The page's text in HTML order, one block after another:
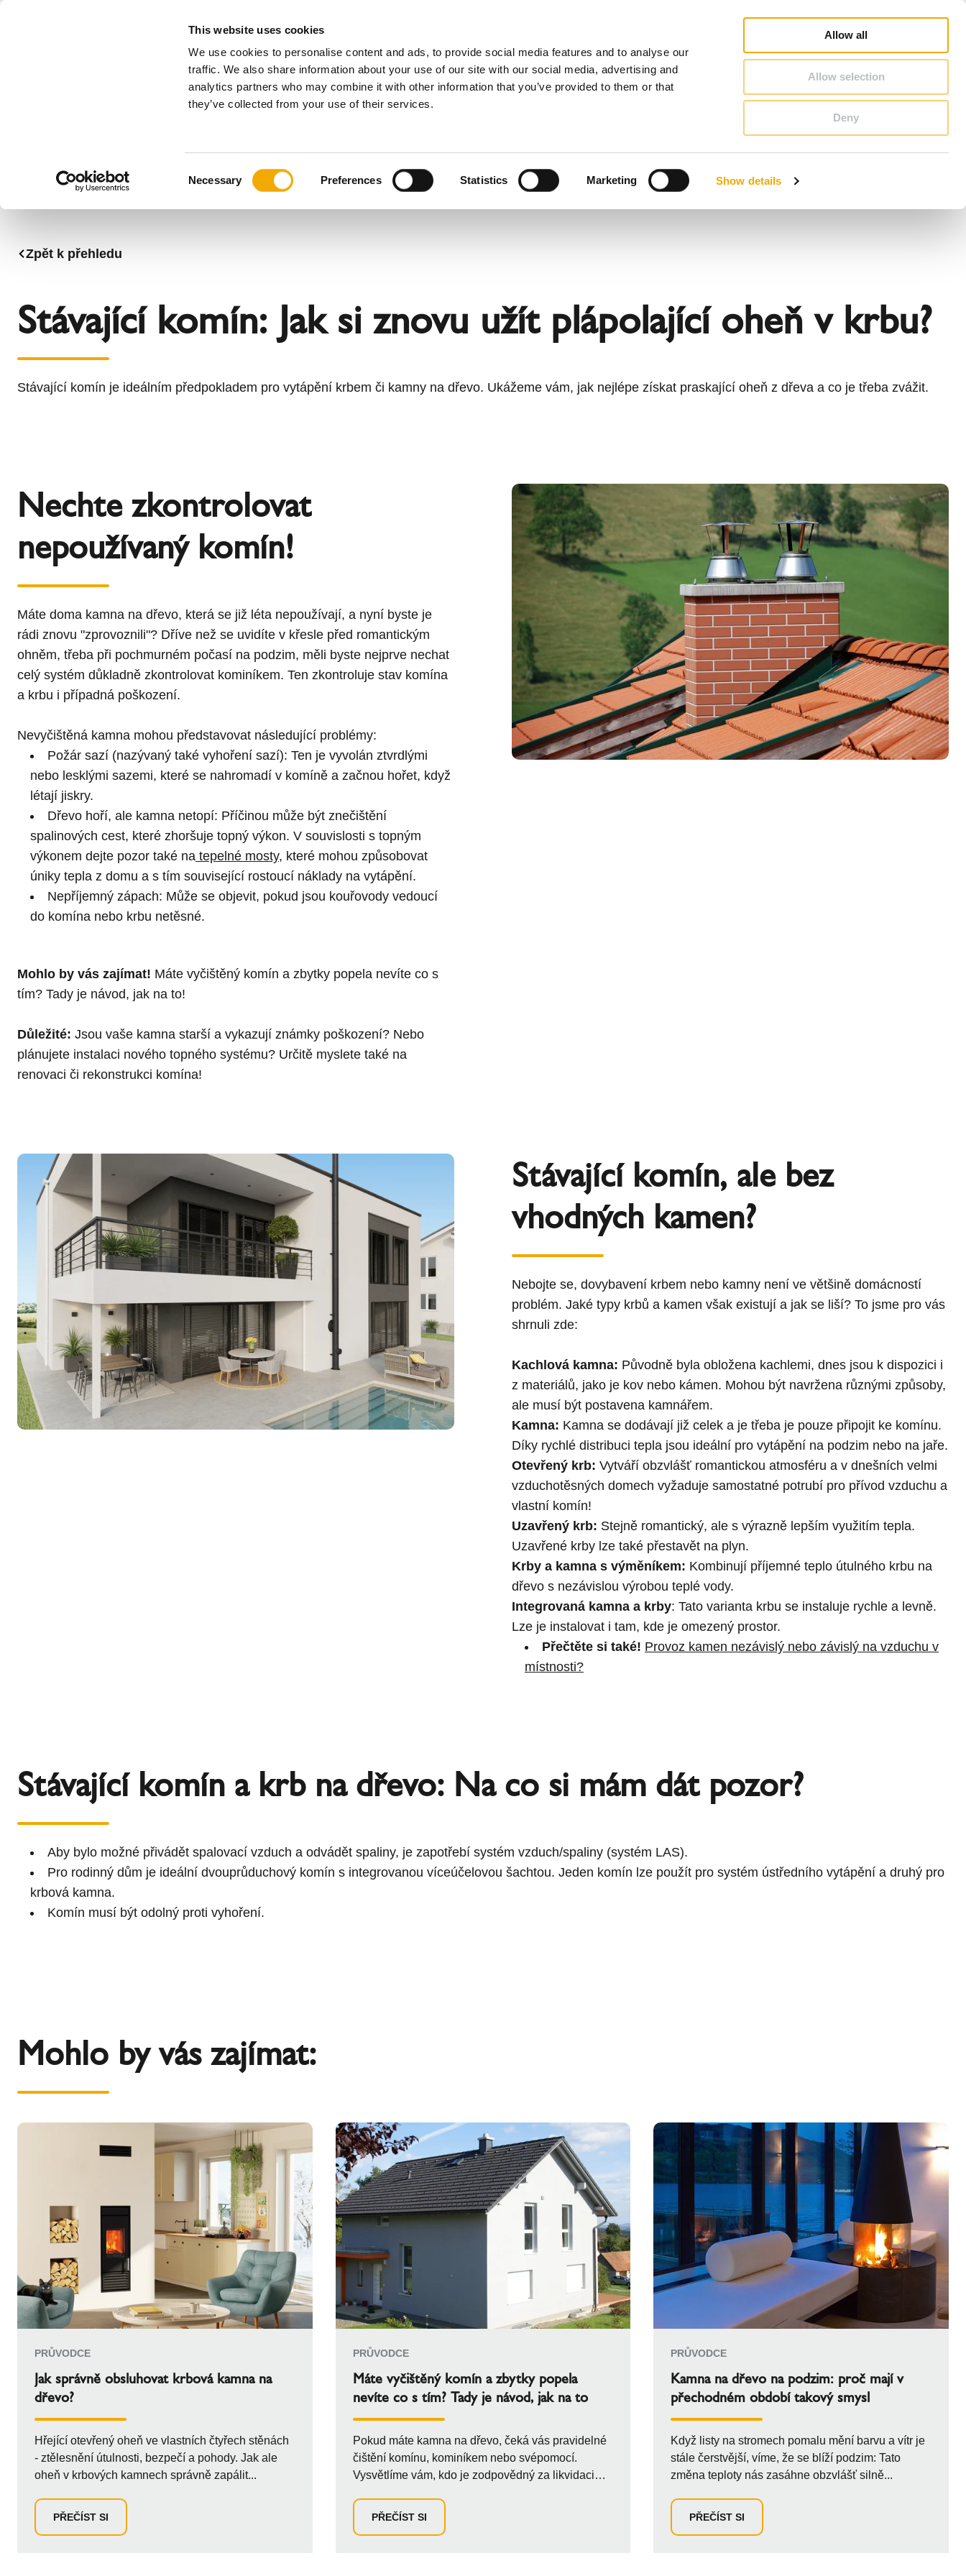
This website uses cookies
We use cookies to personalise content and ads, to provide social media features and to analyse our
traffic. We also share information about your use of our site with our social media, advertising and
analytics partners who may combine it with other information that you’ve provided to them or that
they’ve collected from your use of their services.
l
i
Necessary Preferences Statistics Marketing Show details
Allow all
Allow selection
Deny
Please choose your country
Bulharsko
Chorvatsko Dánsko
Estonsko
Slovinsko
Schiedel Group
Novinky, tisk a události
Použití & OdvětvíServis Pro profesionály
Zpět k přehledu
Stávající komín: Jak si znovu užít plápolající oheň v krbu?
Stávající komín je ideálním předpokladem pro vytápění krbem či kamny na dřevo. Ukážeme vám, jak nejlépe získat praskající oheň z dřeva a co je třeba zvážit.
Nechte zkontrolovat
nepoužívaný komín!
Máte doma kamna na dřevo, která se již léta nepoužívají, a nyní byste je
rádi znovu "zprovoznili"? Dříve než se uvidíte v křesle před romantickým
ohněm, třeba při pochmurném počasí na podzim, měli byste nejprve nechat
celý systém důkladně zkontrolovat kominíkem. Ten zkontroluje stav komína
a krbu i případná poškození.
Nevyčištěná kamna mohou představovat následující problémy:
Požár sazí (nazývaný také vyhoření sazí): Ten je vyvolán ztvrdlými
nebo lesklými sazemi, které se nahromadí v komíně a začnou hořet, když
létají jiskry.
Dřevo hoří, ale kamna netopí: Příčinou může být znečištění
spalinových cest, které zhoršuje topný výkon. V souvislosti s topným
výkonem dejte pozor také na tepelné mosty, které mohou způsobovat
úniky tepla z domu a s tím související rostoucí náklady na vytápění.
Nepříjemný zápach: Může se objevit, pokud jsou kouřovody vedoucí
do komína nebo krbu netěsné.
Mohlo by vás zajímat! Máte vyčištěný komín a zbytky popela nevíte co s
tím? Tady je návod, jak na to!
Důležité: Jsou vaše kamna starší a vykazují známky poškození? Nebo
plánujete instalaci nového topného systému? Určitě myslete také na
renovaci či rekonstrukci komína!
Stávající komín, ale bez
vhodných kamen?
Nebojte se, dovybavení krbem nebo kamny není ve většině domácností
problém. Jaké typy krbů a kamen však existují a jak se liší? To jsme pro vás
shrnuli zde:
Kachlová kamna: Původně byla obložena kachlemi, dnes jsou k dispozici i
z materiálů, jako je kov nebo kámen. Mohou být navržena různými způsoby,
ale musí být postavena kamnářem.
Kamna: Kamna se dodávají již celek a je třeba je pouze připojit ke komínu.
Díky rychlé distribuci tepla jsou ideální pro vytápění na podzim nebo na jaře.
Otevřený krb: Vytváří obzvlášť romantickou atmosféru a v dnešních velmi
vzduchotěsných domech vyžaduje samostatné potrubí pro přívod vzduchu a
vlastní komín!
Uzavřený krb: Stejně romantický, ale s výrazně lepším využitím tepla.
Uzavřené krby lze také přestavět na plyn.
Krby a kamna s výměníkem: Kombinují příjemné teplo útulného krbu na
dřevo s nezávislou výrobou teplé vody.
Integrovaná kamna a krby: Tato varianta krbu se instaluje rychle a levně.
Lze je instalovat i tam, kde je omezený prostor.
Přečtěte si také! Provoz kamen nezávislý nebo závislý na vzduchu v
místnosti?
Stávající komín a krb na dřevo: Na co si mám dát pozor?
Aby bylo možné přivádět spalovací vzduch a odvádět spaliny, je zapotřebí systém vzduch/spaliny (systém LAS).
Pro rodinný dům je ideální dvouprůduchový komín s integrovanou víceúčelovou šachtou. Jeden komín lze použít pro systém ústředního vytápění a druhý pro
krbová kamna.
Komín musí být odolný proti vyhoření.
Mohlo by vás zajímat:
PRŮVODCE
Jak správně obsluhovat krbová kamna na
dřevo?
Hřející otevřený oheň ve vlastních čtyřech stěnách
- ztělesnění útulnosti, bezpečí a pohody. Jak ale
oheň v krbových kamnech správně zapálit...
PŘEČÍST SI
PRŮVODCE
Máte vyčištěný komín a zbytky popela
nevíte co s tím? Tady je návod, jak na to
Pokud máte kamna na dřevo, čeká vás pravidelné
čištění komínu, kominíkem nebo svépomocí.
Vysvětlíme vám, kdo je zodpovědný za likvidaci
PŘEČÍST SI
PRŮVODCE
Kamna na dřevo na podzim: proč mají v
přechodném období takový smysl
Když listy na stromech pomalu mění barvu a vítr je
stále čerstvější, víme, že se blíží podzim: Tato
změna teploty nás zasáhne obzvlášť silně...
PŘEČÍST SI